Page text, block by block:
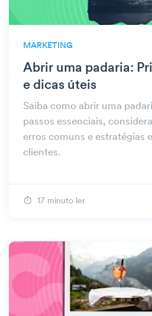
MARKETING
Abrir uma padaria:
e dicas úteis
Saiba como abrir uma
passos essenciais,
erros comuns e estratégias
clientes.
17 minuto ler